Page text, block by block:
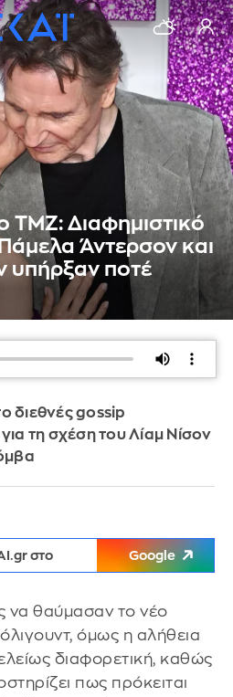
Διαφημιστικό
Άντερσον και
υπήρξαν ποτέ
διεθνές gossip
τη σχέση του Λίαμ Νίσον
στο Google
να θαύμασαν το νέο
όμως η αλήθεια
διαφορετική, καθώς
πως πρόκειται